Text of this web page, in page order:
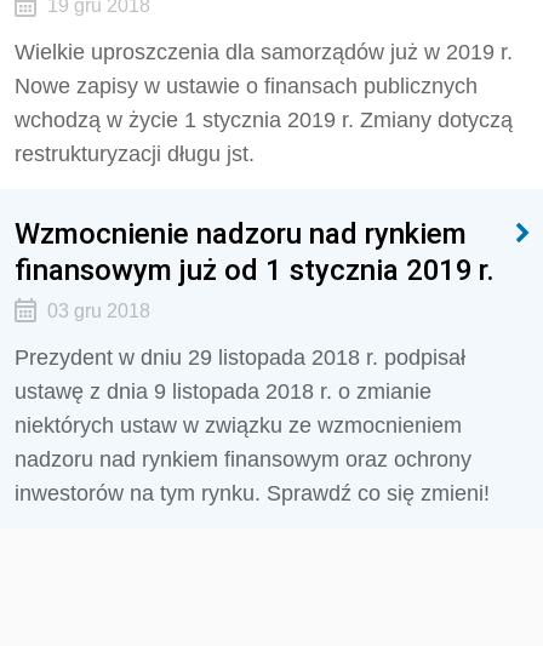
19 gru 2018
Wielkie uproszczenia dla samorządów już w 2019 r.
Nowe zapisy w ustawie o finansach publicznych
wchodzą w życie 1 stycznia 2019 r. Zmiany dotyczą
restrukturyzacji długu jst.
Wzmocnienie nadzoru nad rynkiem
finansowym już od 1 stycznia 2019 r.
03 gru 2018
Prezydent w dniu 29 listopada 2018 r. podpisał
ustawę z dnia 9 listopada 2018 r. o zmianie
niektórych ustaw w związku ze wzmocnieniem
nadzoru nad rynkiem finansowym oraz ochrony
inwestorów na tym rynku. Sprawdź co się zmieni!